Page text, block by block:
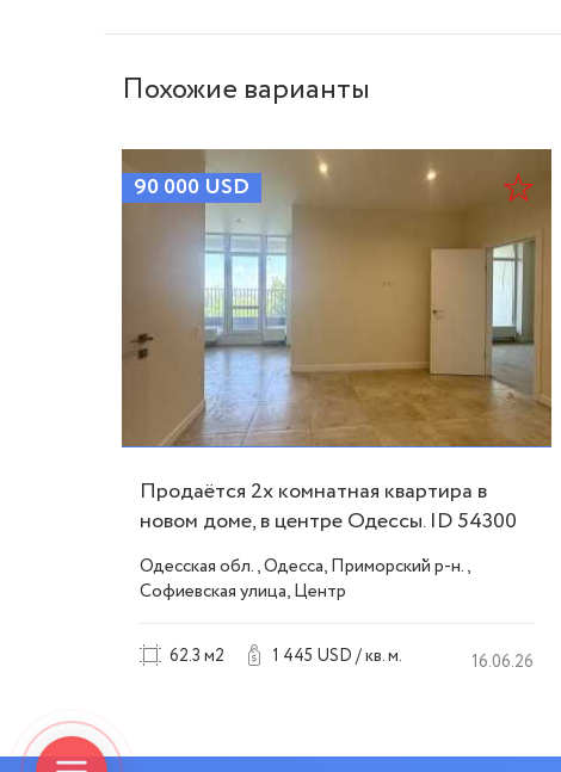
Похожие варианты
90 000 USD
Продаётся 2х комнатная квартира в
новом доме, в центре Одессы. ID 54300
Одесская обл., Одесса, Приморский р-н.,
Софиевская улица, Центр
62.3 м2 1 445 USD / кв. м. 16.06.26